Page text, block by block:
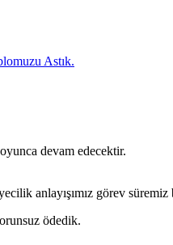
Astık.
devam edecektir.
anlayışımız görev
ödedik.